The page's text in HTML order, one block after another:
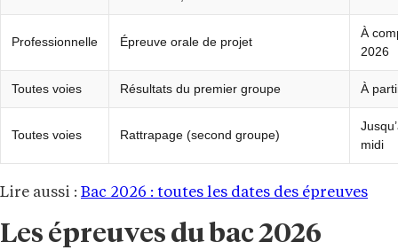
Professionnelle Épreuve orale de projet
À
2026
Toutes voies Résultats du premier groupe À
Toutes voies Rattrapage (second groupe)
midi
Lire aussi : Bac 2026 : toutes les dates des épreuves
Les épreuves du bac 2026